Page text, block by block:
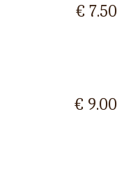
€ 7.50
€ 9.00